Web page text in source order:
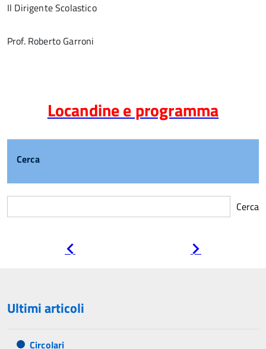
Il Dirigente Scolastico
Prof. Roberto Garroni
Locandine e programma
Cerca
Cerca
Ultimi articoli
Circolari